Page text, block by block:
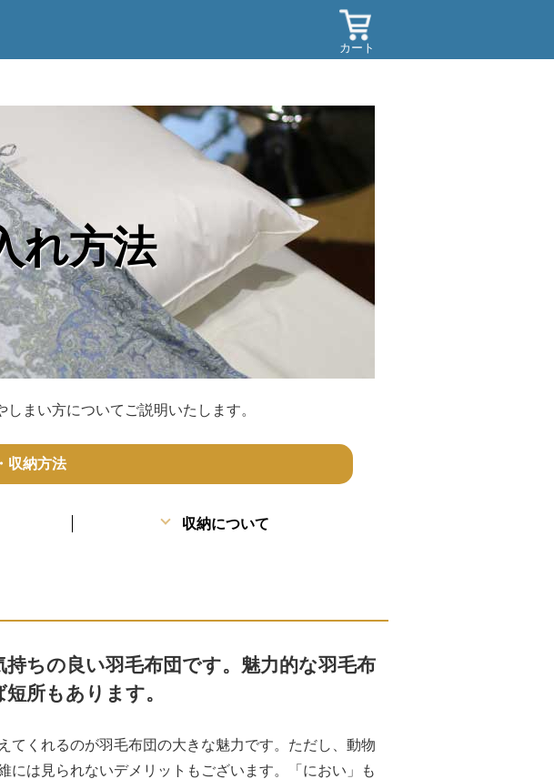
カート
れ方法
まい方についてご説明いたします。
収納方法
収納について
ちの良い羽毛布団です。魅力的な羽毛布
所もあります。
てくれるのが羽毛布団の大きな魅力です。ただし、動物
には見られないデメリットもございます。「におい」も